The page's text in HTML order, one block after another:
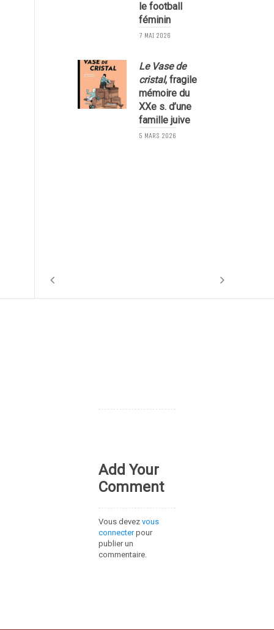
le football
féminin
7 MAI 2026
Le Vase de
cristal, fragile
mémoire du
XXe s. d’une
famille juive
5 MARS 2026
Add Your
Comment
Vous devez vous
connecterpour
publier un
commentaire.